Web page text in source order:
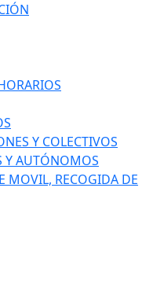
Y COLECTIVOS
Y AUTÓNOMOS
MOVIL, RECOGIDA DE